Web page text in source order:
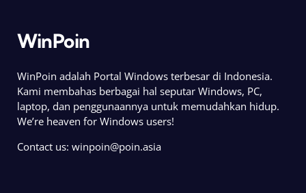
WinPoin
WinPoin adalah Portal Windows terbesar di Indonesia.
Kami membahas berbagai hal seputar Windows, PC,
laptop, dan penggunaannya untuk memudahkan hidup.
We’re heaven for Windows users!
Contact us: winpoin@poin.asia